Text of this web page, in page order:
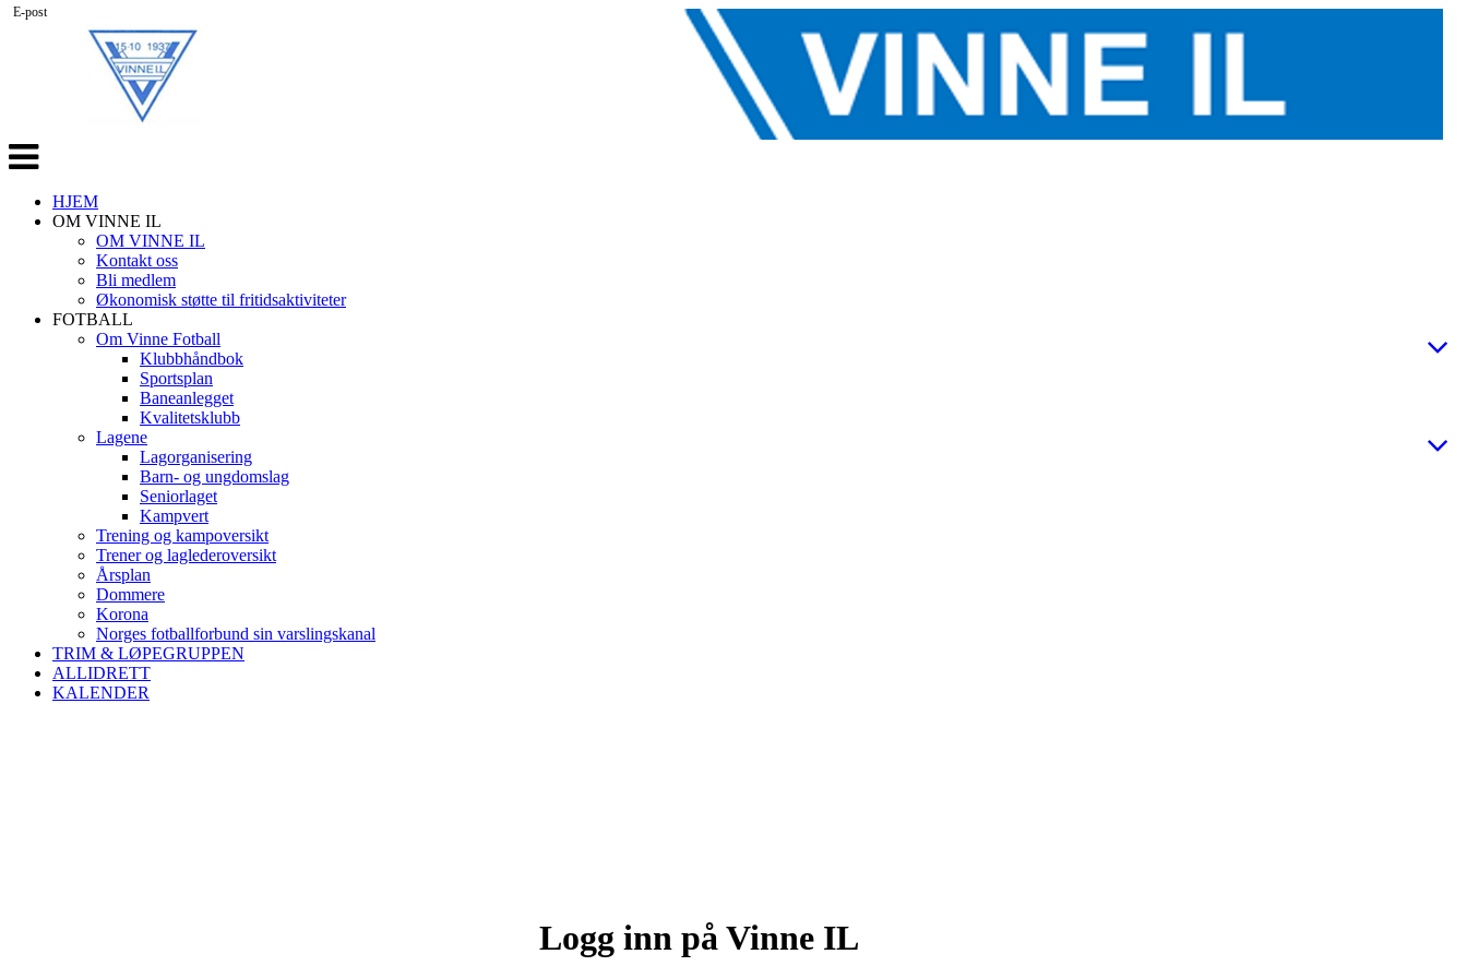
Veksle
navigasjon
HJEM
OM VINNE IL
OM VINNE IL
Kontakt oss
Bli medlem
Økonomisk støtte til fritidsaktiviteter
FOTBALL
Om Vinne Fotball
Klubbhåndbok
Sportsplan
Baneanlegget
Kvalitetsklubb
Lagene
Lagorganisering
Barn- og ungdomslag
Seniorlaget
Kampvert
Trening og kampoversikt
Trener og laglederoversikt
Årsplan
Dommere
Korona
Norges fotballforbund sin varslingskanal
TRIM & LØPEGRUPPEN
ALLIDRETT
KALENDER
Logg inn på Vinne IL
E-post